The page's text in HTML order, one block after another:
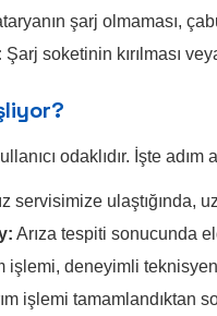
şarj olmaması,
Şarj soketinin kırılması
odaklıdır. İşte adım
servisimize ulaştığında,
Arıza tespiti sonucunda
işlemi, deneyimli
işlemi tamamlandıktan